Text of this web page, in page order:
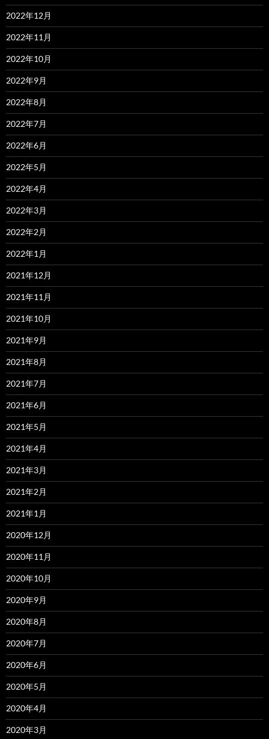
2022年12月
2022年11月
2022年10月
2022年9月
2022年8月
2022年7月
2022年6月
2022年5月
2022年4月
2022年3月
2022年2月
2022年1月
2021年12月
2021年11月
2021年10月
2021年9月
2021年8月
2021年7月
2021年6月
2021年5月
2021年4月
2021年3月
2021年2月
2021年1月
2020年12月
2020年11月
2020年10月
2020年9月
2020年8月
2020年7月
2020年6月
2020年5月
2020年4月
2020年3月